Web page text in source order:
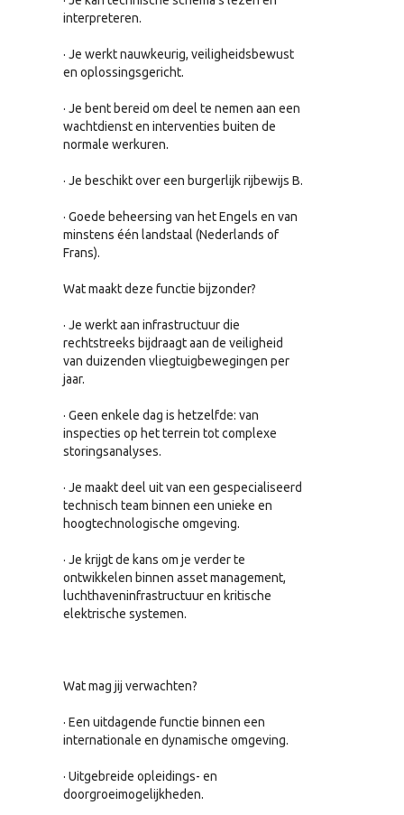
interpreteren.
· Je werkt nauwkeurig, veiligheidsbewust
en oplossingsgericht.
· Je bent bereid om deel te nemen aan een
wachtdienst en interventies buiten de
normale werkuren.
· Je beschikt over een burgerlijk rijbewijs B.
· Goede beheersing van het Engels en van
minstens één landstaal (Nederlands of
Frans).
Wat maakt deze functie bijzonder?
· Je werkt aan infrastructuur die
rechtstreeks bijdraagt aan de veiligheid
van duizenden vliegtuigbewegingen per
jaar.
· Geen enkele dag is hetzelfde: van
inspecties op het terrein tot complexe
storingsanalyses.
· Je maakt deel uit van een gespecialiseerd
technisch team binnen een unieke en
hoogtechnologische omgeving.
· Je krijgt de kans om je verder te
ontwikkelen binnen asset management,
luchthaveninfrastructuur en kritische
elektrische systemen.
Wat mag jij verwachten?
· Een uitdagende functie binnen een
internationale en dynamische omgeving.
· Uitgebreide opleidings- en
doorgroeimogelijkheden.